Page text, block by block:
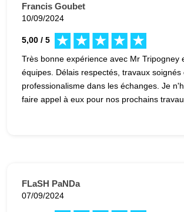
Francis Goubet
10/09/2024
5,00 / 5
Très bonne expérience avec Mr Tripogney
équipes. Délais respectés, travaux soignés
professionalisme dans les échanges. Je
faire appel à eux pour nos prochains
FLaSH PaNDa
07/09/2024